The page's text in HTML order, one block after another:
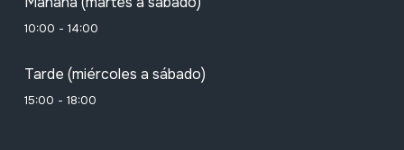
10:00 - 14:00
Tarde (miércoles a sábado)
15:00 - 18:00